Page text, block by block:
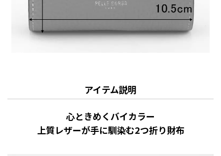
アイテム説明
心ときめくバイカラー
上質レザーが手に馴染む2つ折り財布